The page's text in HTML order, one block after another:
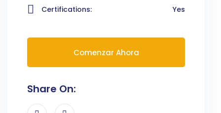
Certifications: Yes
Comenzar Ahora
Share On: